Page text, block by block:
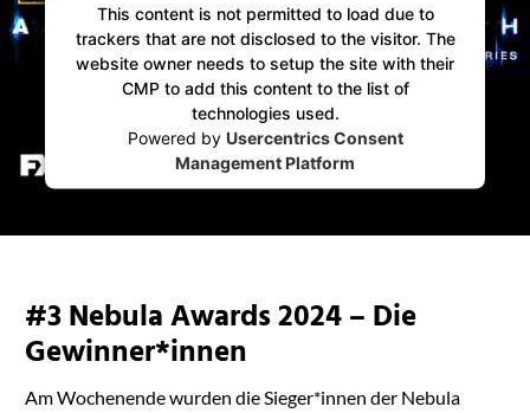
This content is not permitted to load due to
trackers that are not disclosed to the visitor. The
website owner needs to setup the site with their
CMP to add this content to the list of
technologies used.
Powered by Usercentrics Consent
Management Platform
#3 Nebula Awards 2024 – Die
Gewinner*innen
Am Wochenende wurden die Sieger*innen der Nebula